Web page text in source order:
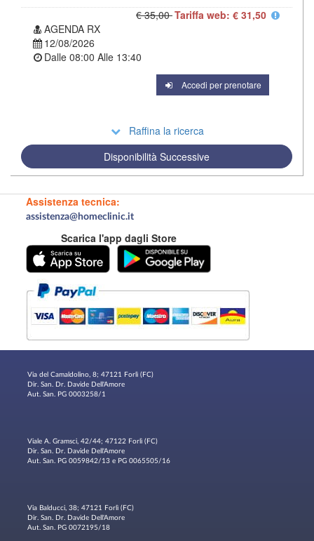
€ 35,00Tariffa web: € 31,50
AGENDA RX
12/08/2026
Dalle 08:00 Alle 13:40
Accedi per prenotare
Raffina la ricerca
Disponibilità Successive
Assistenza tecnica:
assistenza@homeclinic.it
Scarica l'app dagli Store
Via del Camaldolino, 8; 47121 Forlì (FC)
Dir. San. Dr. Davide Dell'Amore
Aut. San. PG 0003258/1
Viale A. Gramsci, 42/44; 47122 Forlì (FC)
Dir. San. Dr. Davide Dell'Amore
Aut. San. PG 0059842/13 e PG 0065505/16
Via Balducci, 38; 47121 Forlì (FC)
Dir. San. Dr. Davide Dell'Amore
Aut. San. PG 0072195/18